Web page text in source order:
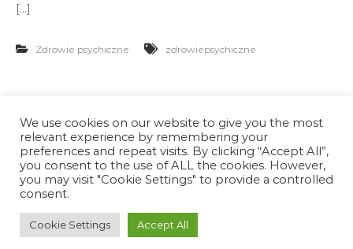
[…]
Zdrowie psychiczne zdrowiepsychiczne
Strona główna
Polityka prywatności
Oferta
Odporność psychiczna
O mnie
Kontakt
Blog
We use cookies on our website to give you the most
relevant experience by remembering your
preferences and repeat visits. By clicking “Accept All”,
you consent to the use of ALL the cookies. However,
you may visit "Cookie Settings" to provide a controlled
consent.
Cookie Settings Accept All